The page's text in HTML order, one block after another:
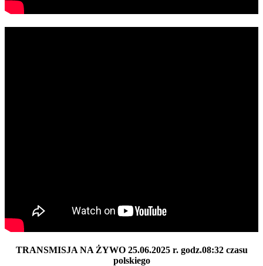
TRANSMISJA NA ŻYWO 25.06.2025 r. godz.08:32 czasu
polskiego